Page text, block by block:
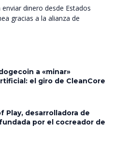
dinero desde Estados
gracias a la alianza de
a «minar»
el giro de CleanCore
Play, desarrolladora de
por el cocreador de